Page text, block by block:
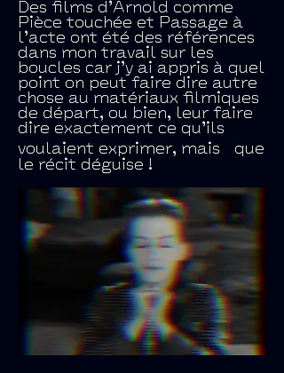
Des films d’Arnold comme
Pièce touchée et Passage à
l’acte ont été des références
dans mon travail sur les
boucles car j’y ai appris à quel
point on peut faire dire autre
chose au matériaux filmiques
de départ, ou bien, leur faire
dire exactement ce qu’ils
voulaient exprimer, mais que
le récit déguise !